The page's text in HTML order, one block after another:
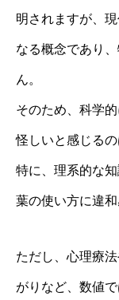
明されますが、
なる概念であり
ん。
そのため、科学
怪しいと感じるの
特に、理系的な
葉の使い方に違
ただし、心理療
がりなど、数値